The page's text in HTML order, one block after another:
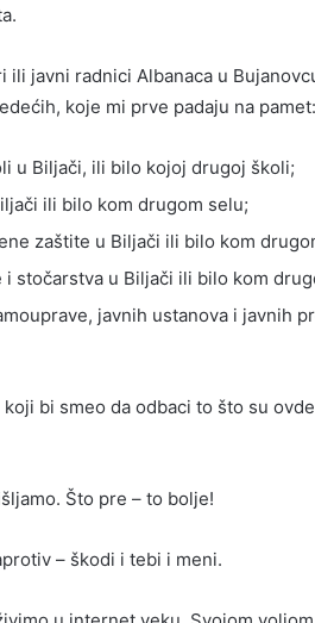
javni radnici Albanaca u
koje mi prve padaju na pamet:
u Biljači, ili bilo kojoj drugoj školi;
ili bilo kom drugom selu;
zaštite u Biljači ili bilo kom
stočarstva u Biljači ili bilo kom
javnih ustanova i javnih
bi smeo da odbaci to što su
Što pre – to bolje!
– škodi i tebi i meni.